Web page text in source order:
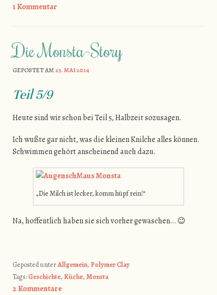
1 Kommentar
Die Monsta-Story
GEPOSTET AM25. MAI 2014
Teil 5/9
Heute sind wir schon bei Teil 5, Halbzeit sozusagen.
Ich wußte gar nicht, was die kleinen Knilche alles können.
Schwimmen gehört anscheinend auch dazu.
„Die Milch ist lecker, komm hüpf rein!“
Na, hoffentlich haben sie sich vorher gewaschen… 😉
Geposted unterAllgemein, Polymer Clay
Tags: Geschichte, Küche, Monsta
2 Kommentare